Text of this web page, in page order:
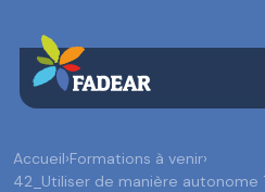
Accueil›Formations à venir›
42_Utiliser de manière autonome